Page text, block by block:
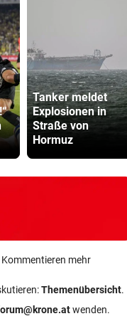
Tanker meldet
Explosionen in
Straße von
Hormuz
mehr
Themenübersicht.
wenden.